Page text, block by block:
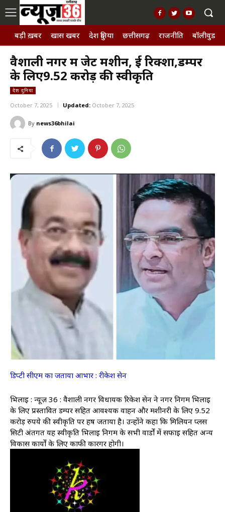
बड़ी ख़बर खास खबर देश दुनिया छत्तीसगढ़ राजनीति बॉलीवुड,
वैशाली नगर में जेट मशीन, ई रिक्शा,डम्पर
के लिए9.52 करोड़ की स्वीकृति
देश दुनिया
October 7, 2025 Updated: October 7, 2025
By news36bhilai
डिप्टी सीएम का जताया आभार : रीकेश सेन
भिलाई : न्यूज़ 36 : वैशाली नगर विधायक रिकेश सेन ने नगर निगम भिलाई
के लिए प्रस्तावित डम्पर सहित आवश्यक वाहन और मशीनरी के लिए 9.52
करोड़ रुपये की स्वीकृति पर हर्ष जताया है। उन्होंने कहा कि मिलियन प्लस
सिटी अंतर्गत यह स्वीकृति भिलाई निगम के सभी वार्डों में सफाई सहित अन्य
विकास कार्यों के लिए काफी कारगर होगी।